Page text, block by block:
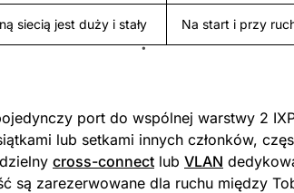
siecią jest duży i stały Na start i przy
port do wspólnej warstwy 2
lub setkami innych członków,
cross-connect lub VLAN
są zarezerwowane dla ruchu między